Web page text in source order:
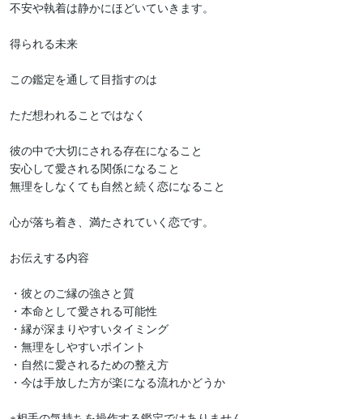
不安や執着は静かにほどいていきます。
得られる未来
この鑑定を通して目指すのは
ただ想われることではなく
彼の中で大切にされる存在になること
安心して愛される関係になること
無理をしなくても自然と続く恋になること
心が落ち着き、満たされていく恋です。
お伝えする内容
・彼とのご縁の強さと質
・本命として愛される可能性
・縁が深まりやすいタイミング
・無理をしやすいポイント
・自然に愛されるための整え方
・今は手放した方が楽になる流れかどうか